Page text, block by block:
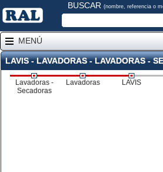
BUSCAR (nombre, referencia o
MENÚ
LAVIS - LAVADORAS - LAVADORAS -
Lavadoras -
Secadoras
Lavadoras LAVIS